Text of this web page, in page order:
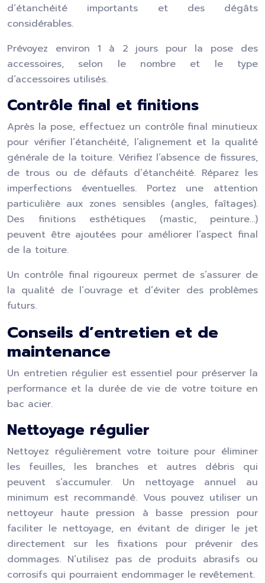
d’étanchéité importants et des dégâts
considérables.
Prévoyez environ 1 à 2 jours pour la pose des
accessoires, selon le nombre et le type
d’accessoires utilisés.
Contrôle final et finitions
Après la pose, effectuez un contrôle final minutieux
pour vérifier l’étanchéité, l’alignement et la qualité
générale de la toiture. Vérifiez l’absence de fissures,
de trous ou de défauts d’étanchéité. Réparez les
imperfections éventuelles. Portez une attention
particulière aux zones sensibles (angles, faîtages).
Des finitions esthétiques (mastic, peinture…)
peuvent être ajoutées pour améliorer l’aspect final
de la toiture.
Un contrôle final rigoureux permet de s’assurer de
la qualité de l’ouvrage et d’éviter des problèmes
futurs.
Conseils d’entretien et de
maintenance
Un entretien régulier est essentiel pour préserver la
performance et la durée de vie de votre toiture en
bac acier.
Nettoyage régulier
Nettoyez régulièrement votre toiture pour éliminer
les feuilles, les branches et autres débris qui
peuvent s’accumuler. Un nettoyage annuel au
minimum est recommandé. Vous pouvez utiliser un
nettoyeur haute pression à basse pression pour
faciliter le nettoyage, en évitant de diriger le jet
directement sur les fixations pour prévenir des
dommages. N’utilisez pas de produits abrasifs ou
corrosifs qui pourraient endommager le revêtement.